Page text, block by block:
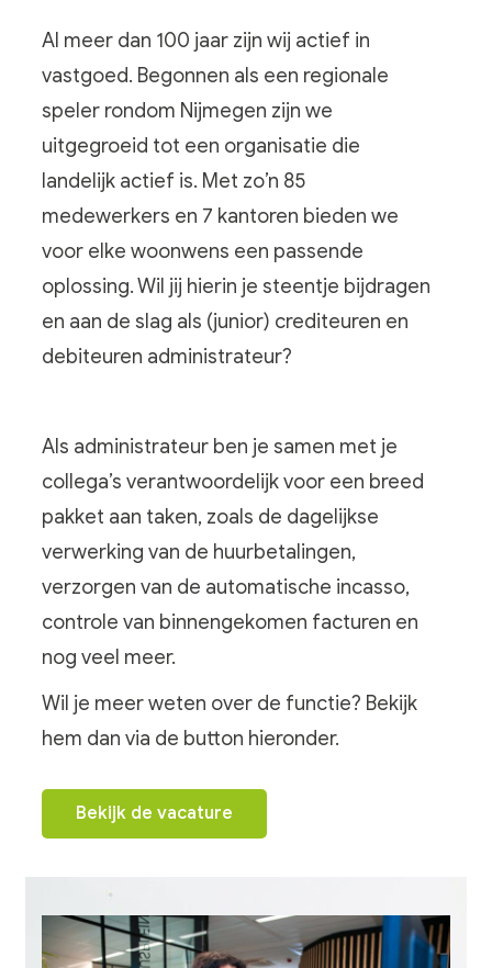
Al meer dan 100 jaar zijn wij actief in
vastgoed. Begonnen als een regionale
speler rondom Nijmegen zijn we
uitgegroeid tot een organisatie die
landelijk actief is. Met zo’n 85
medewerkers en 7 kantoren bieden we
voor elke woonwens een passende
oplossing. Wil jij hierin je steentje bijdragen
en aan de slag als (junior) crediteuren en
debiteuren administrateur?
Als administrateur ben je samen met je
collega’s verantwoordelijk voor een breed
pakket aan taken, zoals de dagelijkse
verwerking van de huurbetalingen,
verzorgen van de automatische incasso,
controle van binnengekomen facturen en
nog veel meer.
Wil je meer weten over de functie? Bekijk
hem dan via de button hieronder.
Bekijk de vacature